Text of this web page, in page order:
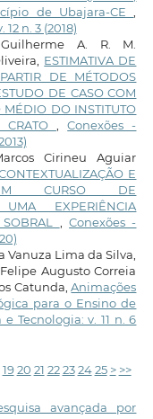
de Ubajara-CE
n. 3 (2018)
A. R. M.
ESTIMATIVA DE
DE MÉTODOS
DE CASO COM
DO INSTITUTO
CRATO
,Conexões -
Cirineu Aguiar
E
CURSO DE
EXPERIÊNCIA
,Conexões -
Vanuza Lima da Silva,
Augusto Correia
Catunda,Animações
para o Ensino de
Tecnologia: v. 11 n. 6
19 20 21 22 23 24 25 > >>
avançada por